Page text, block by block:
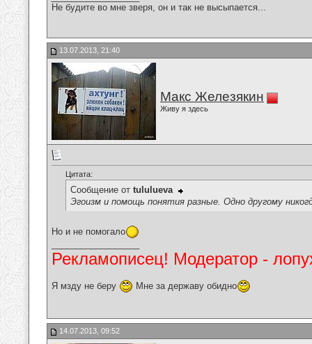
Не будите во мне зверя, он и так не высыпается...
13.07.2013, 21:40
Макс Железякин
Живу я здесь
Цитата:
Сообщение от tululueva
Эгоизм и помощь понятия разные. Одно другому
Но и не помогало
Рекламописец! Модератор -
Я мзду не беру Мне за державу обидно
14.07.2013, 09:52